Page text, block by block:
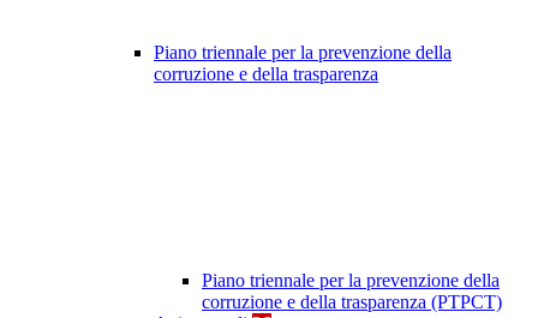
Piano triennale per la prevenzione della
corruzione e della trasparenza
Piano triennale per la prevenzione della
corruzione e della trasparenza (PTPCT)